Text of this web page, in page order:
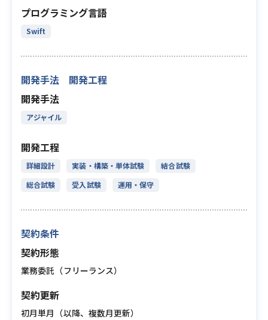
プログラミング言語
Swift
開発手法 開発工程
開発手法
アジャイル
開発工程
詳細設計 実装・構築・単体試験
結合試験
総合試験
受入試験 運用・保守
契約条件
契約形態
業務委託（フリーランス）
契約更新
初月単月（以降、複数月更新）